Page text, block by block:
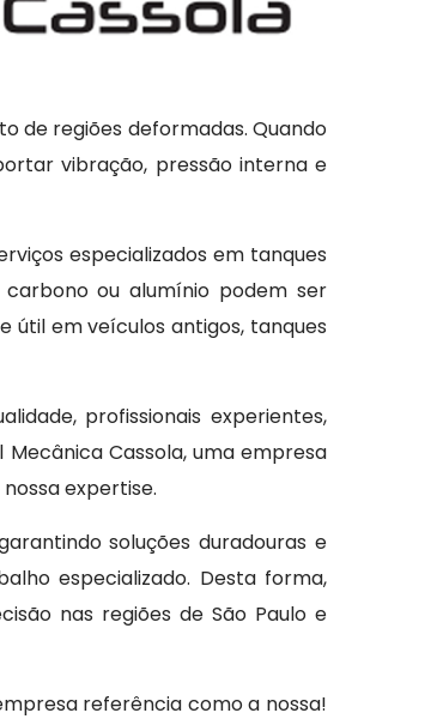
de regiões deformadas. Quando
vibração, pressão interna e
especializados em tanques
carbono ou alumínio podem ser
útil em veículos antigos, tanques
profissionais experientes,
Cassola, uma empresa
expertise.
soluções duradouras e
especializado. Desta forma,
nas regiões de São Paulo e
referência como a nossa!